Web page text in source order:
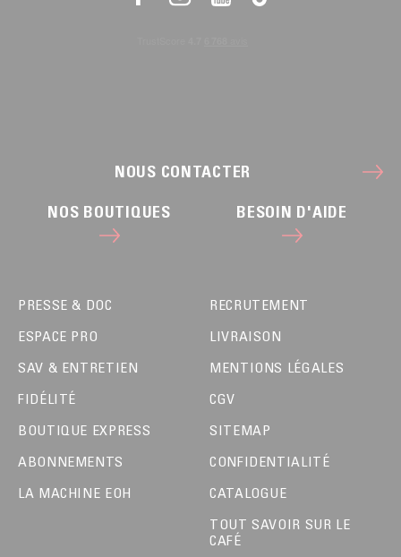
NOUS CONTACTER
NOS BOUTIQUES BESOIN D'AIDE
PRESSE & DOC
ESPACE PRO
SAV & ENTRETIEN
FIDÉLITÉ
BOUTIQUE EXPRESS
ABONNEMENTS
LA MACHINE EOH
RECRUTEMENT
LIVRAISON
MENTIONS LÉGALES
CGV
SITEMAP
CONFIDENTIALITÉ
CATALOGUE
TOUT SAVOIR SUR LE
CAFÉ